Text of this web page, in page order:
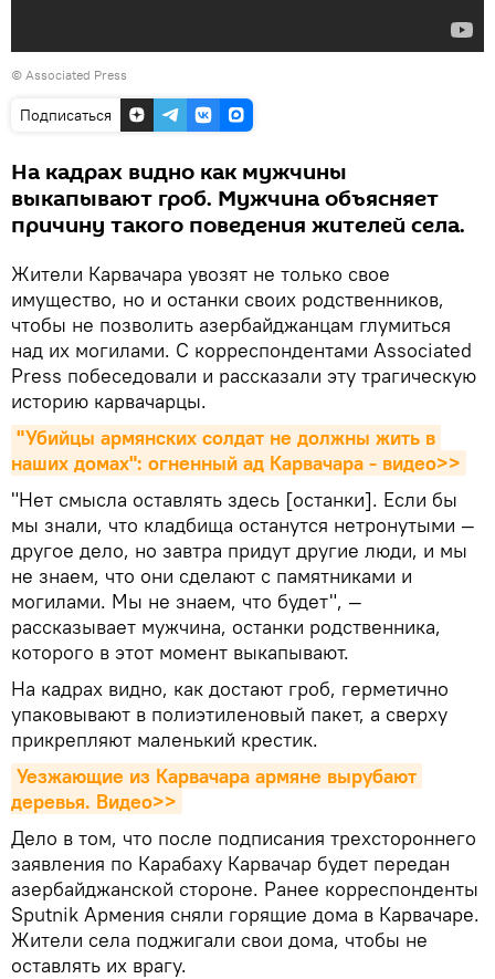
© Associated Press
Подписаться
На кадрах видно как мужчины
выкапывают гроб. Мужчина объясняет
причину такого поведения жителей села.
Жители Карвачара увозят не только свое
имущество, но и останки своих родственников,
чтобы не позволить азербайджанцам глумиться
над их могилами. С корреспондентами Associated
Press побеседовали и рассказали эту трагическую
историю карвачарцы.
"Убийцы армянских солдат не должны жить в
наших домах": огненный ад Карвачара - видео>>
"Нет смысла оставлять здесь [останки]. Если бы
мы знали, что кладбища останутся нетронутыми —
другое дело, но завтра придут другие люди, и мы
не знаем, что они сделают с памятниками и
могилами. Мы не знаем, что будет", —
рассказывает мужчина, останки родственника,
которого в этот момент выкапывают.
На кадрах видно, как достают гроб, герметично
упаковывают в полиэтиленовый пакет, а сверху
прикрепляют маленький крестик.
Уезжающие из Карвачара армяне вырубают
деревья. Видео>>
Дело в том, что после подписания трехстороннего
заявления по Карабаху Карвачар будет передан
азербайджанской стороне. Ранее корреспонденты
Sputnik Армения сняли горящие дома в Карвачаре.
Жители села поджигали свои дома, чтобы не
оставлять их врагу.